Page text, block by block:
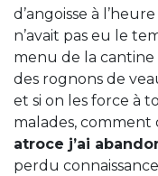
d’angoisse à
n’avait pas eu le
menu de la cantine
des rognons de
et si on les force à
malades, comment
atroce j’ai
perdu